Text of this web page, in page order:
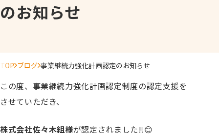
のお知らせ
TOP ブログ 事業継続力強化計画認定のお知らせ
この度、事業継続力強化計画認定制度の認定支援を
させていただき、
株式会社佐々木組様が認定されました‼️😊